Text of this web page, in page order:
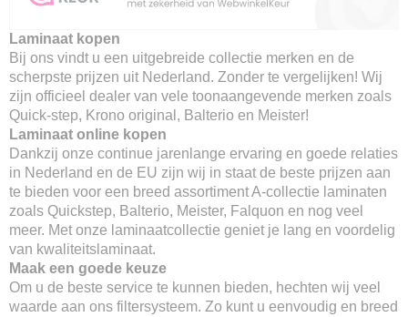
Laminaat kopen
Bij ons vindt u een uitgebreide collectie merken en de
scherpste prijzen uit Nederland. Zonder te vergelijken! Wij
zijn officieel dealer van vele toonaangevende merken zoals
Quick-step, Krono original, Balterio en Meister!
Laminaat online kopen
Dankzij onze continue jarenlange ervaring en goede relaties
in Nederland en de EU zijn wij in staat de beste prijzen aan
te bieden voor een breed assortiment A-collectie laminaten
zoals Quickstep, Balterio, Meister, Falquon en nog veel
meer. Met onze laminaatcollectie geniet je lang en voordelig
van kwaliteitslaminaat.
Maak een goede keuze
Om u de beste service te kunnen bieden, hechten wij veel
waarde aan ons filtersysteem. Zo kunt u eenvoudig en breed